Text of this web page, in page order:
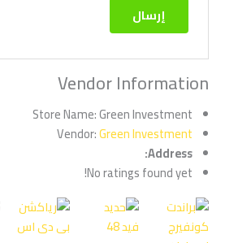
Vendor Information
Store Name:Green Investment
Vendor:Green Investment
Address:
No ratings found yet!